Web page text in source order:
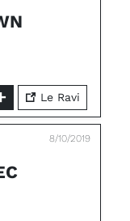
Le Ravi
8/10/2019